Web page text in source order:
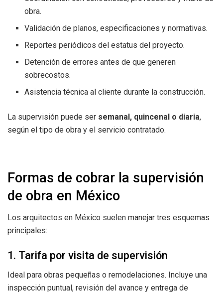
obra.
Validación de planos, especificaciones y normativas.
Reportes periódicos del estatus del proyecto.
Detención de errores antes de que generen
sobrecostos.
Asistencia técnica al cliente durante la construcción.
La supervisión puede ser semanal, quincenal o diaria,
según el tipo de obra y el servicio contratado.
Formas de cobrar la supervisión
de obra en México
Los arquitectos en México suelen manejar tres esquemas
principales:
1. Tarifa por visita de supervisión
Ideal para obras pequeñas o remodelaciones. Incluye una
inspección puntual, revisión del avance y entrega de